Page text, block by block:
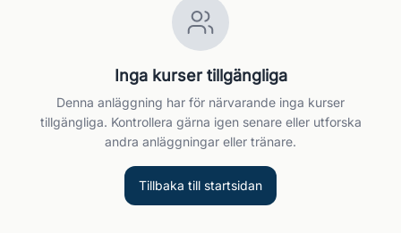
Inga kurser tillgängliga
Denna anläggning har för närvarande inga kurser
tillgängliga. Kontrollera gärna igen senare eller utforska
andra anläggningar eller tränare.
Tillbaka till startsidan